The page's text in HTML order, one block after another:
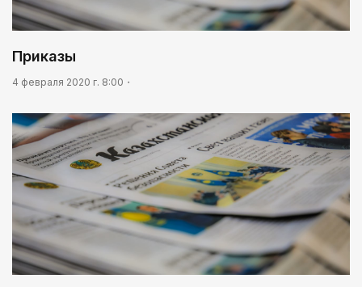
Приказы
4 февраля 2020 г. 8:00